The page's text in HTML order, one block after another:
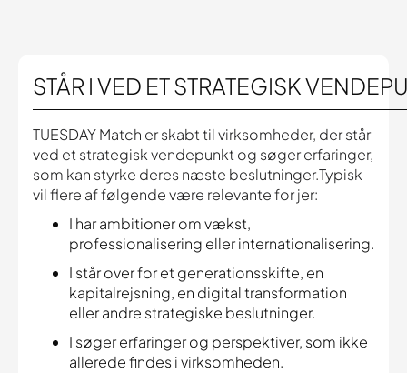
STÅR I VED ET STRATEGISK
TUESDAY Match er skabt til virksomheder, der står
ved et strategisk vendepunkt og søger erfaringer,
som kan styrke deres næste beslutninger.Typisk
vil flere af følgende være relevante for jer:
I har ambitioner om vækst,
professionalisering eller internationalisering.
I står over for et generationsskifte, en
kapitalrejsning, en digital transformation
eller andre strategiske beslutninger.
I søger erfaringer og perspektiver, som ikke
allerede findes i virksomheden.